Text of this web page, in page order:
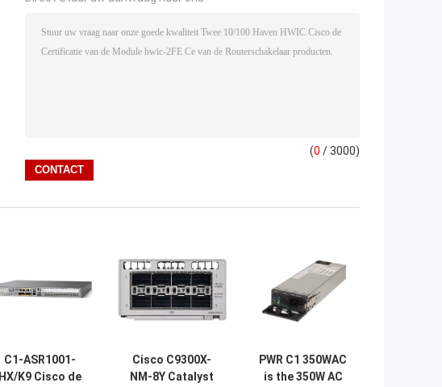
(0 / 3000)
C1-ASR1001-
HX/K9 Cisco de
Cisco C9300X-
NM-8Y Catalyst
PWR C1 350WAC
is the 350W AC